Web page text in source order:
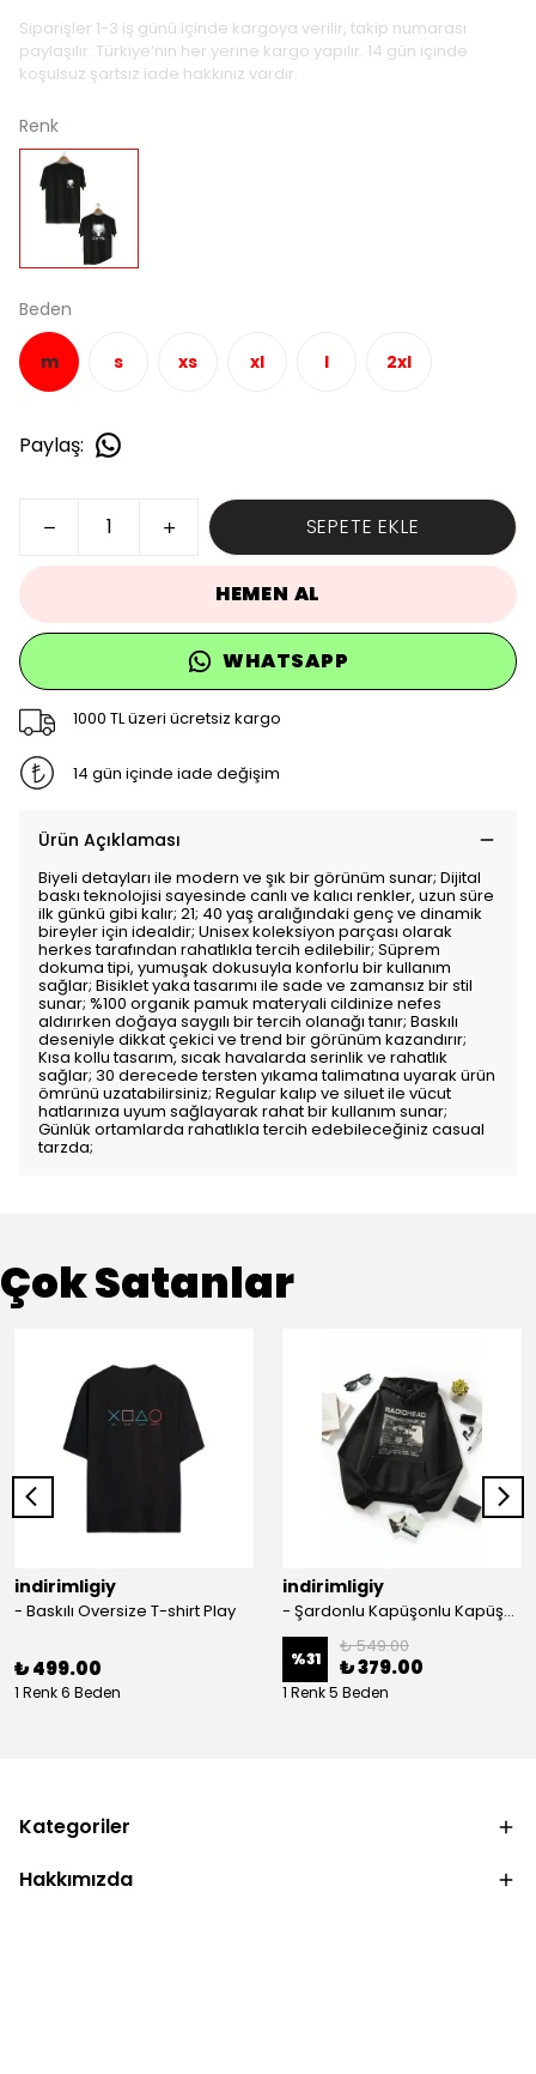
Siparişler 1-3 iş günü içinde kargoya verilir, takip numarası
paylaşılır. Türkiye’nin her yerine kargo yapılır. 14 gün içinde
koşulsuz şartsız iade hakkınız vardır.
Renk
Beden
m s xs xl l 2xl
Paylaş:
SEPETE EKLE
HEMEN AL
WHATSAPP
1000 TL üzeri ücretsiz kargo
14 gün içinde iade değişim
Ürün Açıklaması
Biyeli detayları ile modern ve şık bir görünüm sunar; Dijital
baskı teknolojisi sayesinde canlı ve kalıcı renkler, uzun süre
ilk günkü gibi kalır; 21; 40 yaş aralığındaki genç ve dinamik
bireyler için idealdir; Unisex koleksiyon parçası olarak
herkes tarafından rahatlıkla tercih edilebilir; Süprem
dokuma tipi, yumuşak dokusuyla konforlu bir kullanım
sağlar; Bisiklet yaka tasarımı ile sade ve zamansız bir stil
sunar; %100 organik pamuk materyali cildinize nefes
aldırırken doğaya saygılı bir tercih olanağı tanır; Baskılı
deseniyle dikkat çekici ve trend bir görünüm kazandırır;
Kısa kollu tasarım, sıcak havalarda serinlik ve rahatlık
sağlar; 30 derecede tersten yıkama talimatına uyarak ürün
ömrünü uzatabilirsiniz; Regular kalıp ve siluet ile vücut
hatlarınıza uyum sağlayarak rahat bir kullanım sunar;
Günlük ortamlarda rahatlıkla tercih edebileceğiniz casual
tarzda;
Çok Satanlar
indirimligiy
- Baskılı Oversize T-shirt Play
₺ 499.00
1 Renk 6 Beden
indirimligiy
- Şardonlu Kapüşonlu Kapüşonlu Kanguru Cep Oversize Lastik Paça Sweatshirt Takimi
%31
₺ 549.00
₺ 379.00
1 Renk 5 Beden
Kategoriler
Hakkımızda